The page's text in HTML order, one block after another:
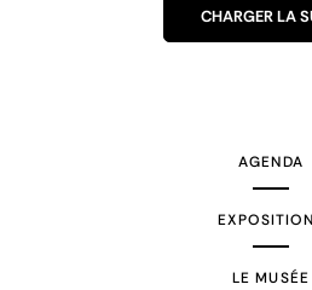
CHARGER LA
AGENDA
LE MUSÉE